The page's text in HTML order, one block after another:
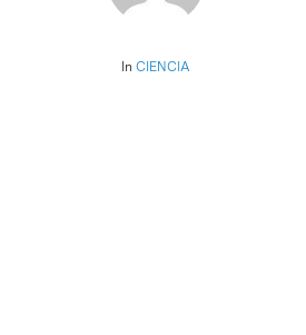
In CIENCIA